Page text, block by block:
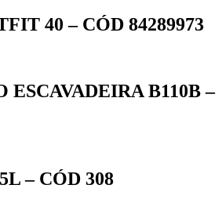
40 – CÓD 84289973
ESCAVADEIRA B110B –
– CÓD 308